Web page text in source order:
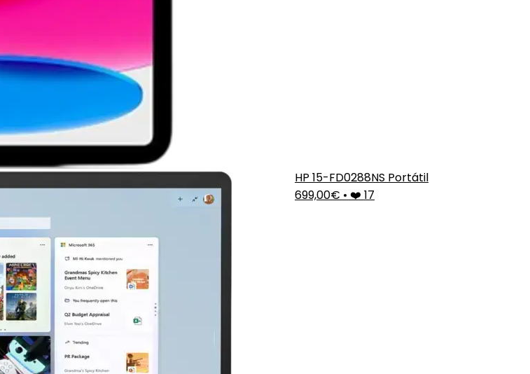
HP 15-FD0288NS Portátil
699,00€ • ❤️ 17